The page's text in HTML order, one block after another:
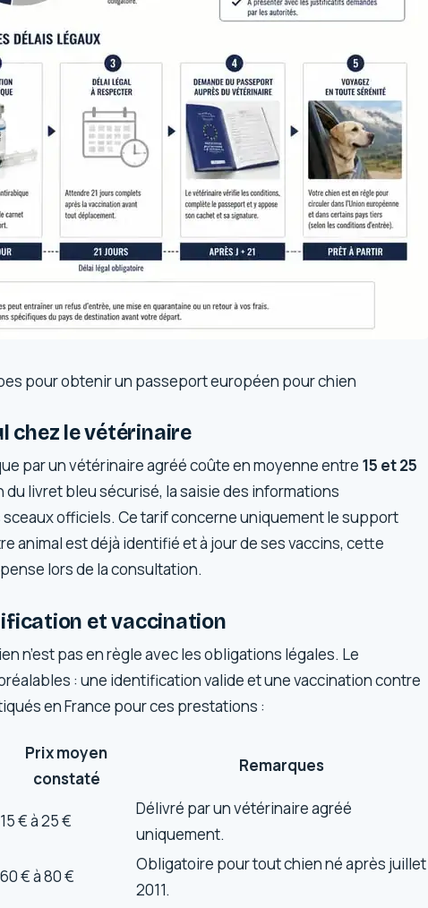
pour obtenir un passeport européen pour chien
chez le vétérinaire
par un vétérinaire agréé coûte en moyenne entre 15 et 25
du livret bleu sécurisé, la saisie des informations
officiels. Ce tarif concerne uniquement le support
animal est déjà identifié et à jour de ses vaccins, cette
lors de la consultation.
et vaccination
n’est pas en règle avec les obligations légales. Le
: une identification valide et une vaccination contre
en France pour ces prestations :
Prix moyen
constaté
Remarques
15 € à 25 €
Délivré par un vétérinaire agréé
uniquement.
60 € à 80 €
Obligatoire pour tout chien né après juillet
2011.